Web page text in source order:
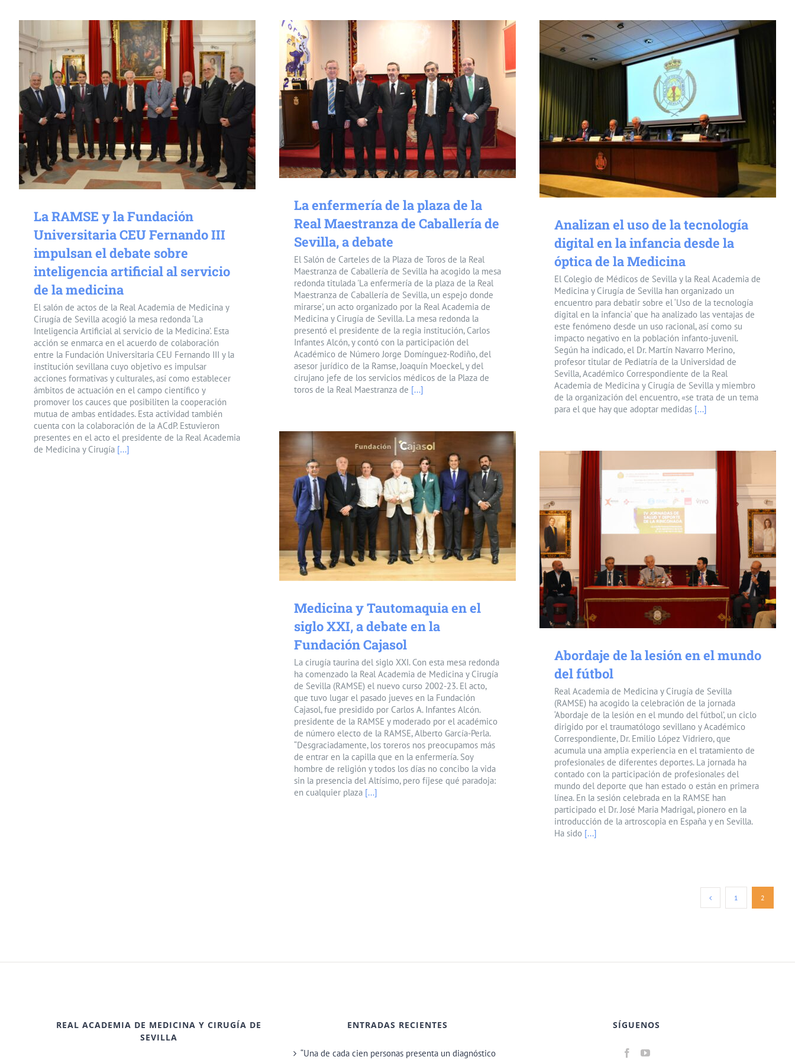
La RAMSE y la Fundación
Universitaria CEU Fernando III
impulsan el debate sobre
inteligencia artificial al servicio
de la medicina
El salón de actos de la Real Academia de Medicina y
Cirugía de Sevilla acogió la mesa redonda ‘La
Inteligencia Artificial al servicio de la Medicina’. Esta
acción se enmarca en el acuerdo de colaboración
entre la Fundación Universitaria CEU Fernando III y la
institución sevillana cuyo objetivo es impulsar
acciones formativas y culturales, así como establecer
ámbitos de actuación en el campo científico y
promover los cauces que posibiliten la cooperación
mutua de ambas entidades. Esta actividad también
cuenta con la colaboración de la ACdP. Estuvieron
presentes en el acto el presidente de la Real Academia
de Medicina y Cirugía [...]
La enfermería de la plaza de la
Real Maestranza de Caballería de
Sevilla, a debate
El Salón de Carteles de la Plaza de Toros de la Real
Maestranza de Caballería de Sevilla ha acogido la mesa
redonda titulada 'La enfermería de la plaza de la Real
Maestranza de Caballería de Sevilla, un espejo donde
mirarse', un acto organizado por la Real Academia de
Medicina y Cirugía de Sevilla. La mesa redonda la
presentó el presidente de la regia institución, Carlos
Infantes Alcón, y contó con la participación del
Académico de Número Jorge Domínguez-Rodiño, del
asesor jurídico de la Ramse, Joaquín Moeckel, y del
cirujano jefe de los servicios médicos de la Plaza de
toros de la Real Maestranza de [...]
Analizan el uso de la tecnología
digital en la infancia desde la
óptica de la Medicina
El Colegio de Médicos de Sevilla y la Real Academia de
Medicina y Cirugía de Sevilla han organizado un
encuentro para debatir sobre el ‘Uso de la tecnología
digital en la infancia’ que ha analizado las ventajas de
este fenómeno desde un uso racional, así como su
impacto negativo en la población infanto-juvenil.
Según ha indicado, el Dr. Martín Navarro Merino,
profesor titular de Pediatría de la Universidad de
Sevilla, Académico Correspondiente de la Real
Academia de Medicina y Cirugía de Sevilla y miembro
de la organización del encuentro, «se trata de un tema
para el que hay que adoptar medidas [...]
Medicina y Tautomaquia en el
siglo XXI, a debate en la
Fundación Cajasol
La cirugía taurina del siglo XXI. Con esta mesa redonda
ha comenzado la Real Academia de Medicina y Cirugía
de Sevilla (RAMSE) el nuevo curso 2002-23. El acto,
que tuvo lugar el pasado jueves en la Fundación
Cajasol, fue presidido por Carlos A. Infantes Alcón.
presidente de la RAMSE y moderado por el académico
de número electo de la RAMSE, Alberto García-Perla.
“Desgraciadamente, los toreros nos preocupamos más
de entrar en la capilla que en la enfermería. Soy
hombre de religión y todos los días no concibo la vida
sin la presencia del Altísimo, pero fíjese qué paradoja:
en cualquier plaza [...]
Abordaje de la lesión en el mundo
del fútbol
Real Academia de Medicina y Cirugía de Sevilla
(RAMSE) ha acogido la celebración de la jornada
‘Abordaje de la lesión en el mundo del fútbol’, un ciclo
dirigido por el traumatólogo sevillano y Académico
Correspondiente, Dr. Emilio López Vidriero, que
acumula una amplia experiencia en el tratamiento de
profesionales de diferentes deportes. La jornada ha
contado con la participación de profesionales del
mundo del deporte que han estado o están en primera
línea. En la sesión celebrada en la RAMSE han
participado el Dr. José Maria Madrigal, pionero en la
introducción de la artroscopia en España y en Sevilla.
Ha sido [...]
1 2
REAL ACADEMIA DE MEDICINA Y CIRUGÍA DE
SEVILLA
ENTRADAS RECIENTES
“Una de cada cien personas presenta un diagnóstico
SÍGUENOS